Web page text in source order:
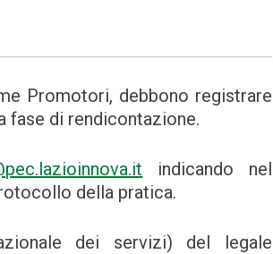
Promotori, debbono registrare
fase di rendicontazione.
indicando nel
della pratica.
dei servizi) del legale